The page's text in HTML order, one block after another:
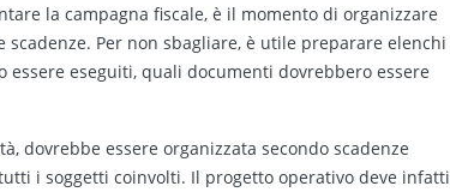
la campagna fiscale, è il momento di organizzare
Per non sbagliare, è utile preparare elenchi
eseguiti, quali documenti dovrebbero essere
dovrebbe essere organizzata secondo scadenze
i soggetti coinvolti. Il progetto operativo deve infatti